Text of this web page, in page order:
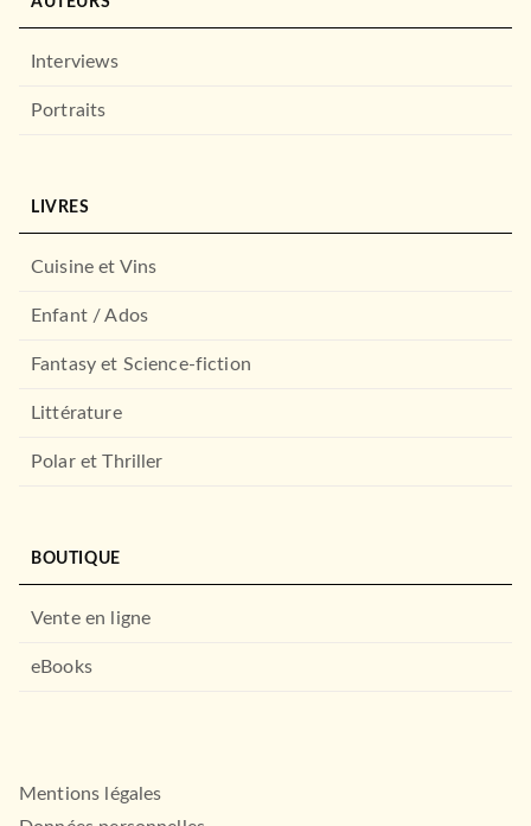
Interviews
Portraits
LIVRES
Cuisine et Vins
Enfant / Ados
Fantasy et Science-fiction
Littérature
Polar et Thriller
BOUTIQUE
Vente en ligne
eBooks
Mentions légales